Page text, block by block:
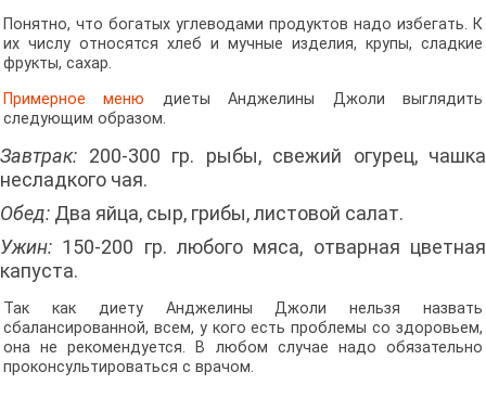
Понятно, что богатых углеводами продуктов надо избегать. К
их числу относятся хлеб и мучные изделия, крупы, сладкие
фрукты, сахар.
Примерное меню диеты Анджелины Джоли выглядить
следующим образом.
Завтрак: 200-300 гр. рыбы, свежий огурец, чашка
несладкого чая.
Обед: Два яйца, сыр, грибы, листовой салат.
Ужин: 150-200 гр. любого мяса, отварная цветная
капуста.
Так как диету Анджелины Джоли нельзя назвать
сбалансированной, всем, у кого есть проблемы со здоровьем,
она не рекомендуется. В любом случае надо обязательно
проконсультироваться с врачом.